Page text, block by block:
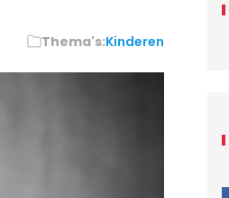
Thema's:Kinderen